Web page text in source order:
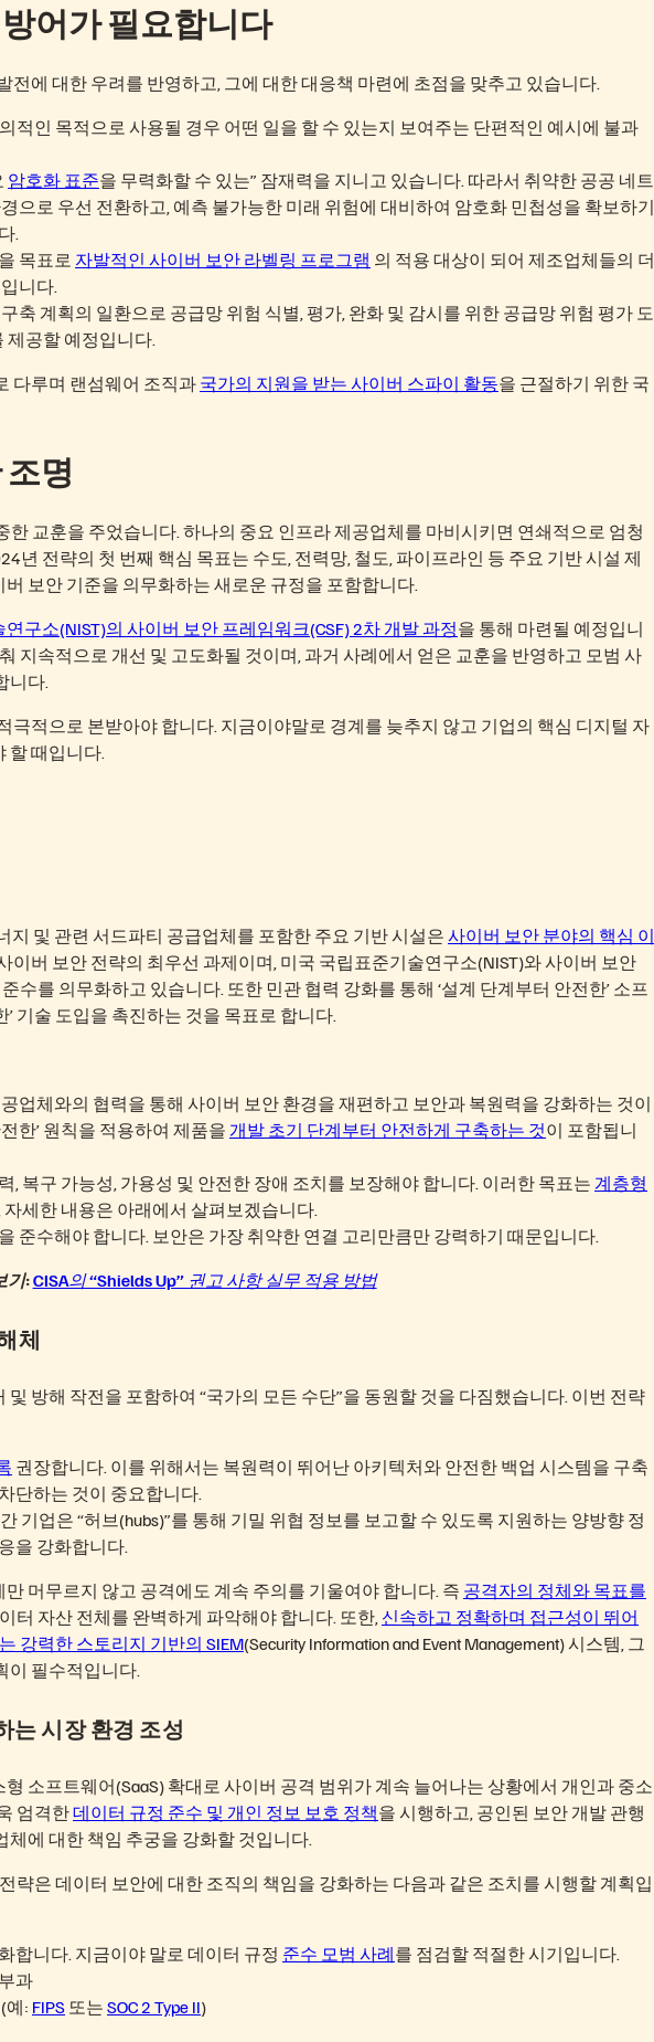
어가 필요합니다
전에 대한 우려를 반영하고, 그에 대한 대응책 마련에 초점을 맞추고 있습니다.
적인 목적으로 사용될 경우 어떤 일을 할 수 있는지 보여주는 단편적인 예시에 불과
암호화 표준을 무력화할 수 있는” 잠재력을 지니고 있습니다. 따라서 취약한 공공 네트
으로 우선 전환하고, 예측 불가능한 미래 위험에 대비하여 암호화 민첩성을 확보하기
.
목표로 자발적인 사이버 보안 라벨링 프로그램 의 적용 대상이 되어 제조업체들의 더
니다.
구축 계획의 일환으로 공급망 위험 식별, 평가, 완화 및 감시를 위한 공급망 위험 평가 도
제공할 예정입니다.
다루며 랜섬웨어 조직과 국가의 지원을 받는 사이버 스파이 활동을 근절하기 위한 국
명
한 교훈을 주었습니다. 하나의 중요 인프라 제공업체를 마비시키면 연쇄적으로 엄청
년 전략의 첫 번째 핵심 목표는 수도, 전력망, 철도, 파이프라인 등 주요 기반 시설 제
보안 기준을 의무화하는 새로운 규정을 포함합니다.
구소(NIST)의 사이버 보안 프레임워크(CSF) 2차 개발 과정을 통해 마련될 예정입니
지속적으로 개선 및 고도화될 것이며, 과거 사례에서 얻은 교훈을 반영하고 모범 사
니다.
극적으로 본받아야 합니다. 지금이야말로 경계를 늦추지 않고 기업의 핵심 디지털 자
할 때입니다.
지 및 관련 서드파티 공급업체를 포함한 주요 기반 시설은 사이버 보안 분야의 핵심 이
이버 보안 전략의 최우선 과제이며, 미국 국립표준기술연구소(NIST)와 사이버 보안
수를 의무화하고 있습니다. 또한 민관 협력 강화를 통해 ‘설계 단계부터 안전한’ 소프
기술 도입을 촉진하는 것을 목표로 합니다.
업체와의 협력을 통해 사이버 보안 환경을 재편하고 보안과 복원력을 강화하는 것이
한’ 원칙을 적용하여 제품을 개발 초기 단계부터 안전하게 구축하는 것이 포함됩니
, 복구 가능성, 가용성 및 안전한 장애 조치를 보장해야 합니다. 이러한 목표는 계층형
자세한 내용은 아래에서 살펴보겠습니다.
준수해야 합니다. 보안은 가장 취약한 연결 고리만큼만 강력하기 때문입니다.
기:CISA의 “Shields Up” 권고 사항 실무 적용 방법
체
방해 작전을 포함하여 “국가의 모든 수단”을 동원할 것을 다짐했습니다. 이번 전략
권장합니다. 이를 위해서는 복원력이 뛰어난 아키텍처와 안전한 백업 시스템을 구축
단하는 것이 중요합니다.
기업은 “허브(hubs)”를 통해 기밀 위협 정보를 보고할 수 있도록 지원하는 양방향 정
을 강화합니다.
머무르지 않고 공격에도 계속 주의를 기울여야 합니다. 즉 공격자의 정체와 목표를
터 자산 전체를 완벽하게 파악해야 합니다. 또한, 신속하고 정확하며 접근성이 뛰어
강력한 스토리지 기반의 SIEM(Security Information and Event Management) 시스템, 그
이 필수적입니다.
는 시장 환경 조성
소프트웨어(SaaS) 확대로 사이버 공격 범위가 계속 늘어나는 상황에서 개인과 중소
엄격한데이터 규정 준수 및 개인 정보 보호 정책을 시행하고, 공인된 보안 개발 관행
에 대한 책임 추궁을 강화할 것입니다.
략은 데이터 보안에 대한 조직의 책임을 강화하는 다음과 같은 조치를 시행할 계획입
합니다. 지금이야 말로 데이터 규정 준수 모범 사례를 점검할 적절한 시기입니다.
과
예: FIPS 또는 SOC 2 Type II)